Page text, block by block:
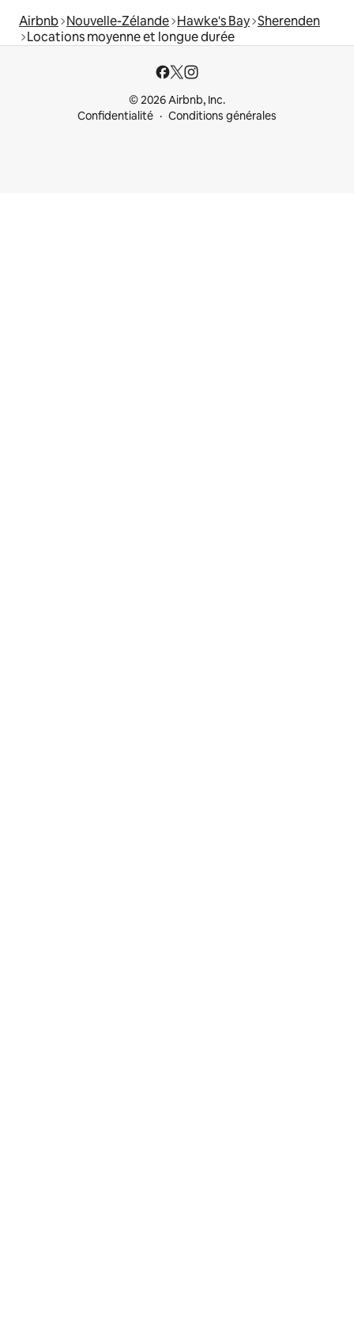
Airbnb Nouvelle-Zélande Hawke's Bay Sherenden
Locations moyenne et longue durée
© 2026 Airbnb, Inc.
Confidentialité
Conditions générales